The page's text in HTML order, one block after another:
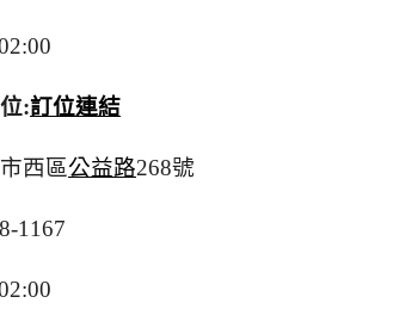
:訂位連結
西區公益路268號
1167